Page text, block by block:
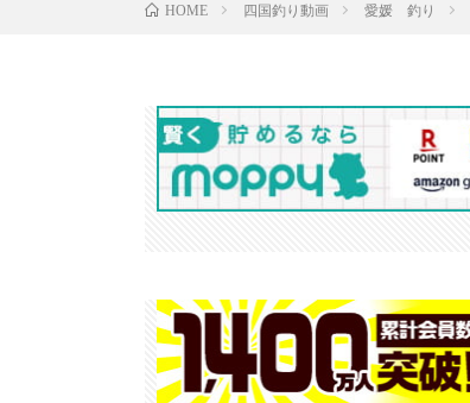
HOME 四国釣り動画 愛媛 釣り